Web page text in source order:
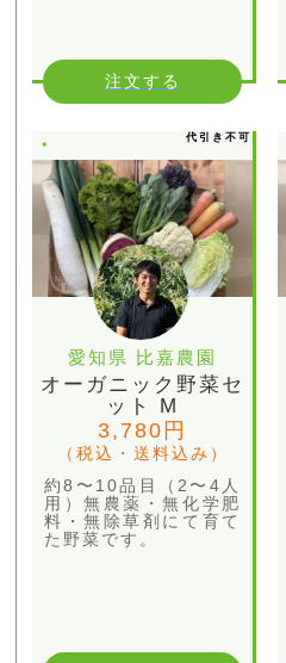
注文する
代引き不可
愛知県 比嘉農園
オーガニック野菜セ
ット M
3,780円
（税込・送料込み）
約8〜10品目（2〜4人
用）無農薬・無化学肥
料・無除草剤にて育て
た野菜です。